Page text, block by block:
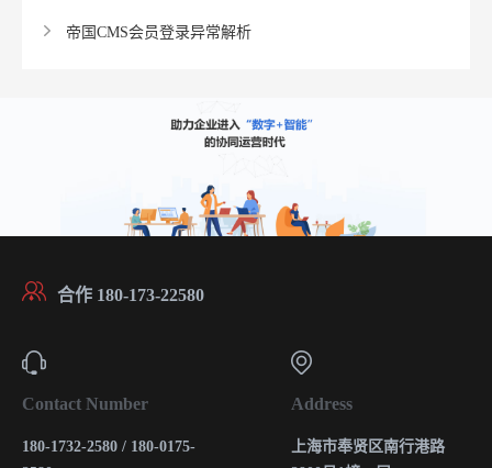
帝国CMS会员登录异常解析
合作 180-173-22580
Contact Number
180-1732-2580 / 180-0175-
Address
上海市奉贤区南行港路